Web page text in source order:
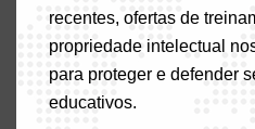
Camarões
Congo
recentes, ofertas de
propriedade intelectual
para proteger e defender
educativos.